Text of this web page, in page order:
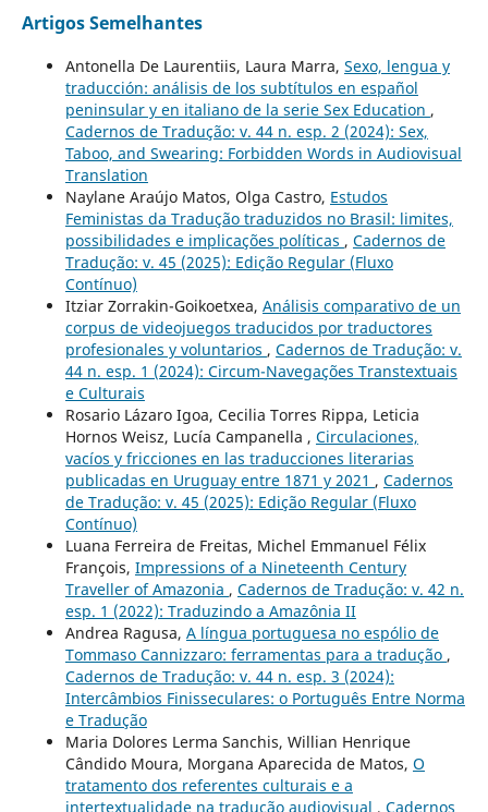
Artigos Semelhantes
Antonella De Laurentiis, Laura Marra, Sexo, lengua y
traducción: análisis de los subtítulos en español
peninsular y en italiano de la serie Sex Education ,
Cadernos de Tradução: v. 44 n. esp. 2 (2024): Sex,
Taboo, and Swearing: Forbidden Words in Audiovisual
Translation
Naylane Araújo Matos, Olga Castro, Estudos
Feministas da Tradução traduzidos no Brasil: limites,
possibilidades e implicações políticas , Cadernos de
Tradução: v. 45 (2025): Edição Regular (Fluxo
Contínuo)
Itziar Zorrakin-Goikoetxea, Análisis comparativo de un
corpus de videojuegos traducidos por traductores
profesionales y voluntarios , Cadernos de Tradução: v.
44 n. esp. 1 (2024): Circum-Navegações Transtextuais
e Culturais
Rosario Lázaro Igoa, Cecilia Torres Rippa, Leticia
Hornos Weisz, Lucía Campanella , Circulaciones,
vacíos y fricciones en las traducciones literarias
publicadas en Uruguay entre 1871 y 2021 , Cadernos
de Tradução: v. 45 (2025): Edição Regular (Fluxo
Contínuo)
Luana Ferreira de Freitas, Michel Emmanuel Félix
François, Impressions of a Nineteenth Century
Traveller of Amazonia , Cadernos de Tradução: v. 42 n.
esp. 1 (2022): Traduzindo a Amazônia II
Andrea Ragusa, A língua portuguesa no espólio de
Tommaso Cannizzaro: ferramentas para a tradução ,
Cadernos de Tradução: v. 44 n. esp. 3 (2024):
Intercâmbios Finisseculares: o Português Entre Norma
e Tradução
Maria Dolores Lerma Sanchis, Willian Henrique
Cândido Moura, Morgana Aparecida de Matos, O
tratamento dos referentes culturais e a
intertextualidade na tradução audiovisual , Cadernos